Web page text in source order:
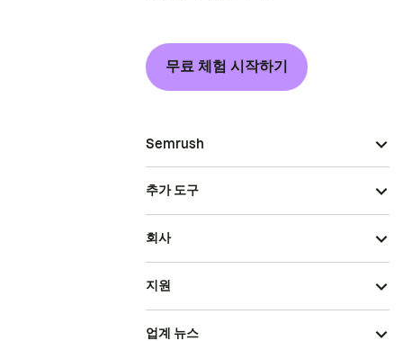
무료 체험 시작하기
Semrush
추가 도구
회사
지원
업계 뉴스